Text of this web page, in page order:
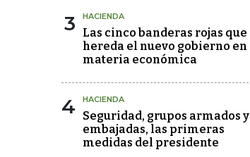
3 HACIENDA
Las cinco banderas rojas que
hereda el nuevo gobierno en
materia económica
4 HACIENDA
Seguridad, grupos armados y
embajadas, las primeras
medidas del presidente